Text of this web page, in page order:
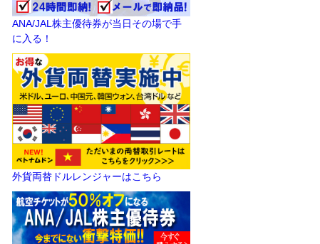
ANA/JAL株主優待券が当日その場で手
に入る！
外貨両替ドルレンジャーはこちら